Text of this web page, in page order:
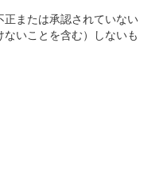
または承認されていない
いことを含む）しないも